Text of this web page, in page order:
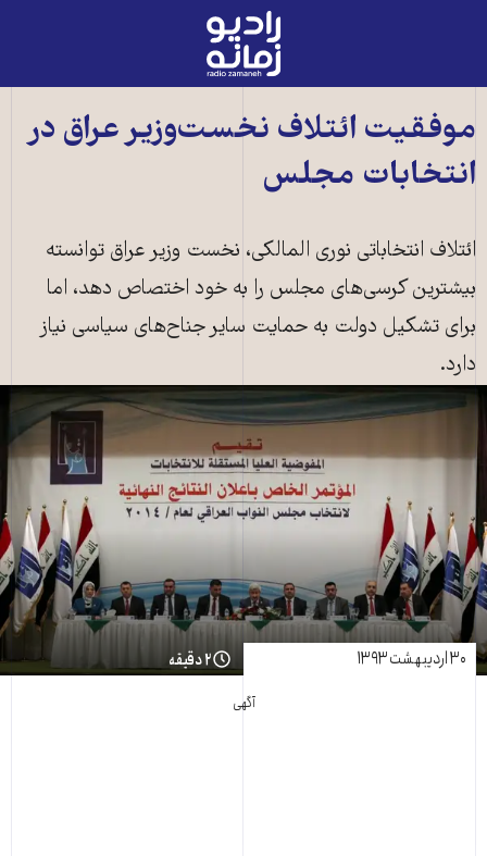
رادیو
زمانه
اصلی
موفقیت ائتلاف نخست‌وزیر عراق در
انتخابات مجلس
ائتلاف انتخاباتی نوری المالکی، نخست وزیر عراق توانسته
بیشترین کرسی‌های مجلس را به خود اختصاص دهد، اما
برای تشکیل دولت به حمایت سایر جناح‌های سیاسی نیاز
دارد.
۳۰ اردیبهشت ۱۳۹۳ ۲ دقیقه
آگهی